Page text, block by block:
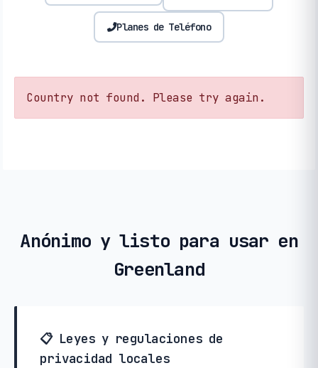
Planes de Teléfono
Country not found. Please try again.
Anónimo y listo para usar en
Greenland
📋 Leyes y regulaciones de
privacidad locales